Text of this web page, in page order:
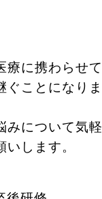
療に携わらせて
ぐことになりま
みについて気軽
します。